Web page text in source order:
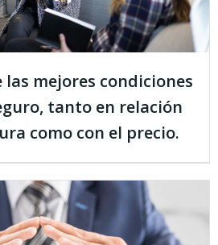
las mejores condiciones
tanto en relación
como con el precio.